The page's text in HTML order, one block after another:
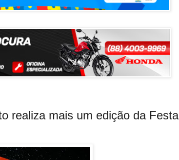
realiza mais um edição da Festa